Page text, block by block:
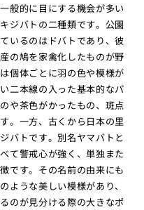
般的に目にする機会が多い
ジバトの二種類です。公園
いるのはドバトであり、彼
の鳩を家禽化したものが野
個体ごとに羽の色や模様が
二本線の入った基本的なパ
や茶色がかったもの、斑点
。一方、古くから日本の里
バトです。別名ヤマバトと
て警戒心が強く、単独また
です。その名前の由来にも
ような美しい模様があり、
のが見分ける際の大きなポ